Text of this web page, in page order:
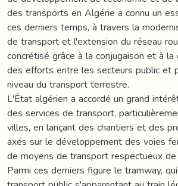
des transports en Algérie a connu un
ces derniers temps, à travers la
de transport et l'extension du réseau
concrétisé grâce à la conjugaison et à
des efforts entre les secteurs public et
niveau du transport terrestre.
L'État algérien a accordé un grand
des services de transport,
villes, en lançant des chantiers et des
axés sur le développement des voies
de moyens de transport respectueux
Parmi ces derniers figure le tramway,